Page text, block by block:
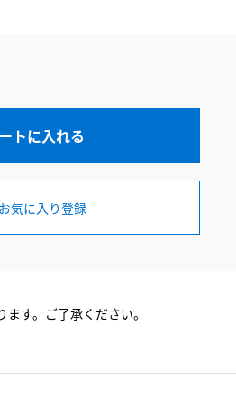
トに入れる
お気に入り登録
す。ご了承ください。